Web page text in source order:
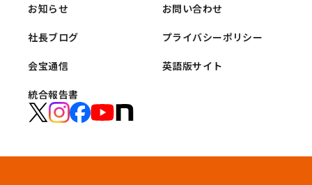
お知らせ
社長ブログ
会宝通信
統合報告書
お問い合わせ
プライバシーポリシー
英語版サイト